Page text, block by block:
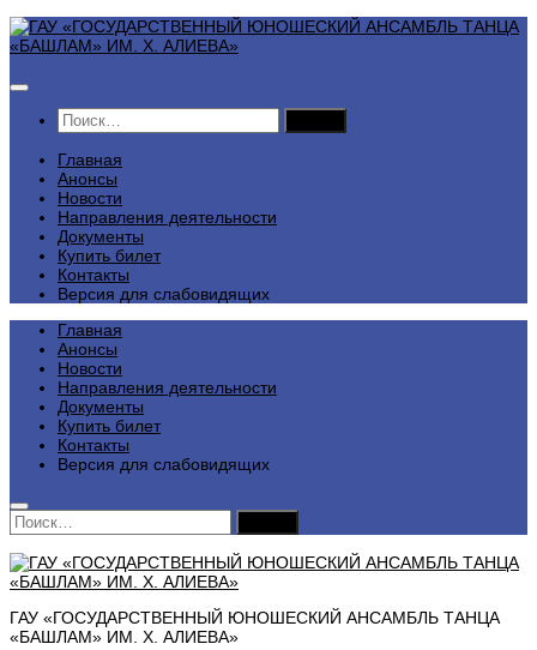
Перейти
к
Найти:
Главная
Анонсы
Новости
Направления деятельности
Документы
Купить билет
Контакты
Версия для слабовидящих
Главная
Анонсы
Новости
Направления деятельности
Документы
Купить билет
Контакты
Версия для слабовидящих
Найти:
ГАУ «ГОСУДАРСТВЕННЫЙ ЮНОШЕСКИЙ АНСАМБЛЬ ТАНЦА
«БАШЛАМ» ИМ. Х. АЛИЕВА»